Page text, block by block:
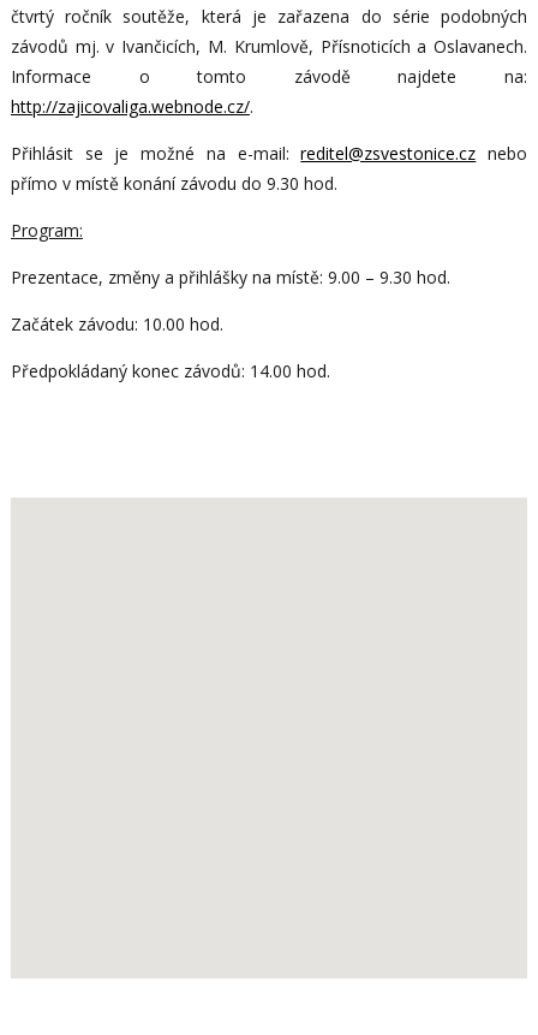
čtvrtý ročník soutěže, která je zařazena do série podobných
závodů mj. v Ivančicích, M. Krumlově, Přísnoticích a Oslavanech.
Informace o tomto závodě najdete na:
http://zajicovaliga.webnode.cz/.
Přihlásit se je možné na e-mail:reditel@zsvestonice.cz nebo
přímo v místě konání závodu do 9.30 hod.
Program:
Prezentace, změny a přihlášky na místě: 9.00 – 9.30 hod.
Začátek závodu: 10.00 hod.
Předpokládaný konec závodů: 14.00 hod.